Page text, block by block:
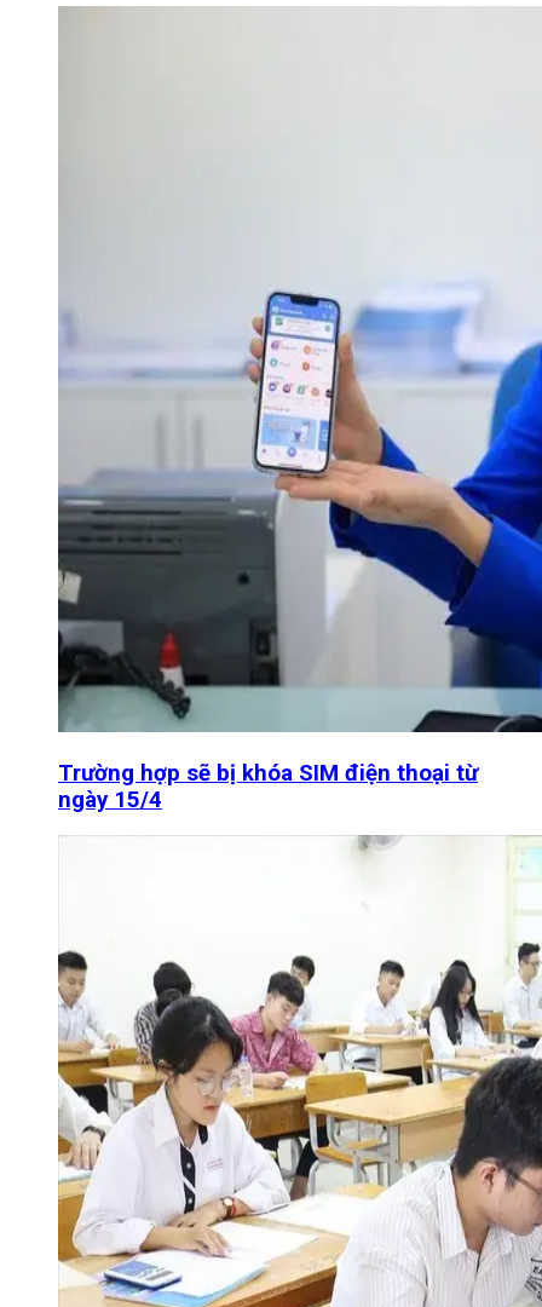
Trường hợp sẽ bị khóa SIM điện thoại từ
ngày 15/4